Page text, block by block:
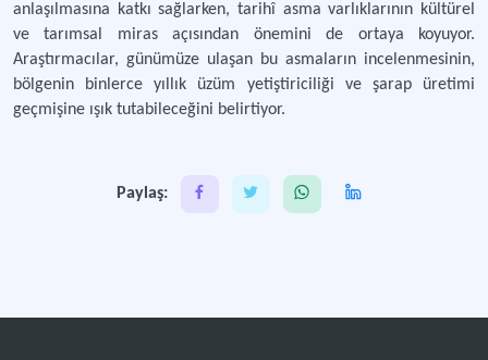
anlaşılmasına katkı sağlarken, tarihî asma varlıklarının kültürel
ve tarımsal miras açısından önemini de ortaya koyuyor.
Araştırmacılar, günümüze ulaşan bu asmaların incelenmesinin,
bölgenin binlerce yıllık üzüm yetiştiriciliği ve şarap üretimi
geçmişine ışık tutabileceğini belirtiyor.
Paylaş: